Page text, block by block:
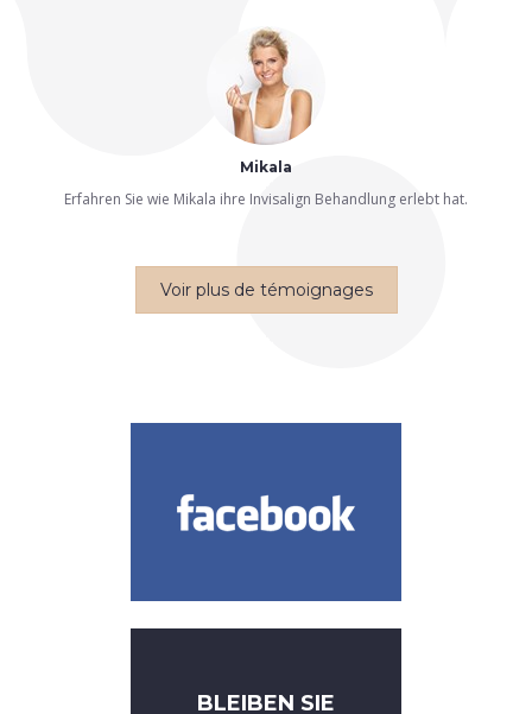
Mikala
Erfahren Sie wie Mikala ihre Invisalign Behandlung erlebt hat.
Voir plus de témoignages
BLEIBEN SIE